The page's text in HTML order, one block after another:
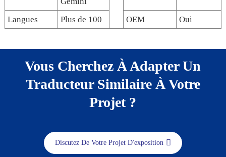
Langues
Plus de 100 OEM Oui
Vous Cherchez À Adapter Un
Traducteur Similaire À Votre
Projet ?
Discutez De Votre Projet D'exposition